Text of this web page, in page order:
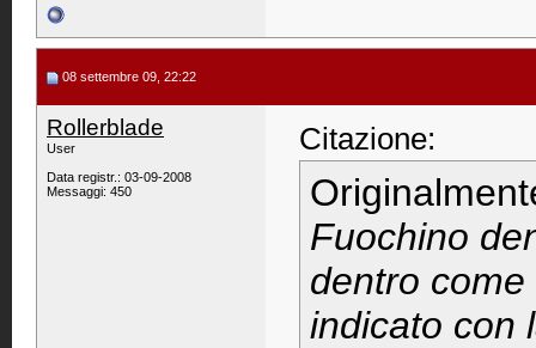
08 settembre 09, 22:22
Rollerblade
User
Data registr.: 03-09-2008
Messaggi: 450
Citazione:
Fuochino
dentro
indicato con